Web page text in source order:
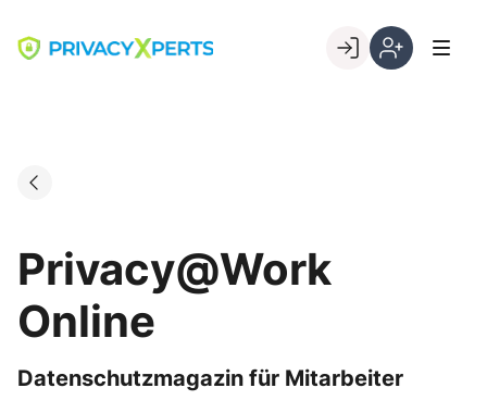
content
Go to landing page.
Privacy@Work
Online
Datenschutzmagazin für Mitarbeiter